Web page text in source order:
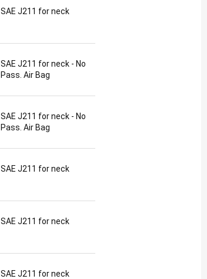
SAE J211 for neck
SAE J211 for neck - No
Pass. Air Bag
SAE J211 for neck - No
Pass. Air Bag
SAE J211 for neck
SAE J211 for neck
SAE J211 for neck